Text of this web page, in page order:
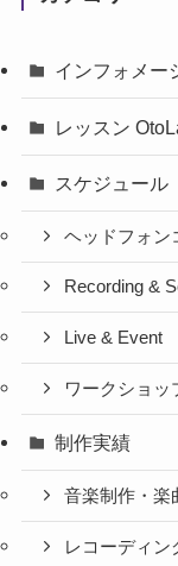
インフォメー
レッスン
スケジュール
ヘッドフォン
Recording &
Live & Event
ワークショッ
制作実績
音楽制作・楽
レコーディン